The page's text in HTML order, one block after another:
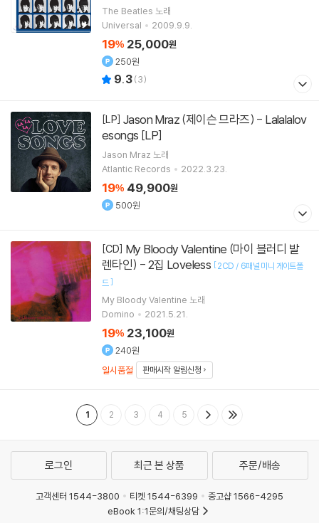
The Beatles 노래
Universal
2009.9.9.
19% 25,000원
250원
9.3(3)
[LP]
esongs [LP]
Jason Mraz 노래
Atlantic Records
2022.3.23.
19% 49,900원
500원
[CD]
렌타인) - 2집 Loveless [2CD / 6패널 미니 게이트폴
드]
My Bloody Valentine 노래
Domino
2021.5.21.
19% 23,100원
240원
일시품절
판매시작 알림신청
1 2 3 4 5
로그인 최근 본 상품 주문/배송
고객센터 1544-3800 티켓 1544-6399
중고샵 1566-4295
eBook 1:1문의/채팅상담